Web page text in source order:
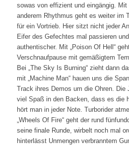
sowas von effizient und eingängig. Mit
anderem Rhythmus geht es weiter im
für ein Vortrieb. Hier sitzt nicht jeder
Eifer des Gefechtes mal passieren
authentischer. Mit „Poison Of Hell“
Verschnaufpause mit gemäßigtem
Bei „The Sky Is Burning“ zieht dann
mit „Machine Man“ hauen uns die
Track ihres Demos um die Ohren. Die
viel Spaß in den Backen, dass es die
hört man in jeder Note. Turborider
„Wheels Of Fire“ geht der rund
seine finale Runde, wirbelt noch mal
hinterlässt Unmengen verbranntem